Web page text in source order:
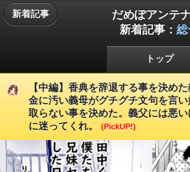
新着記事
だめぽアンテ
新着記事： 総
トップ
【中編】香典を辞退する事を決め
金に汚い義母がグチグチ文句を言
取らない事を決めた。義父には悪
に迷ってくれ。
(PickUP!)